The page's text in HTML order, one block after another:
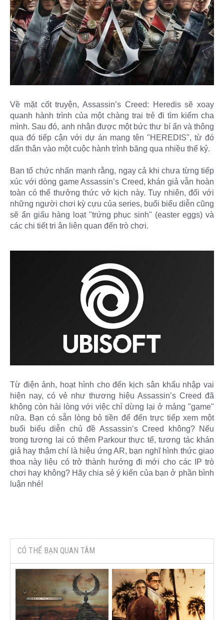
Về mặt cốt truyện, Assassin’s Creed: Heredis sẽ xoay
quanh hành trình của một chàng trai trẻ đi tìm kiếm cha
mình. Sau đó, anh nhận được một bức thư bí ẩn và thông
qua đó tiếp cận với dự án mang tên "HEREDIS", từ đó
dấn thân vào một cuộc hành trình băng qua nhiều thế kỷ.
Ban tổ chức nhấn mạnh rằng, ngay cả khi chưa từng tiếp
xúc với dòng game Assassin’s Creed, khán giả vẫn hoàn
toàn có thể thưởng thức vở kịch này. Tuy nhiên, đối với
những người chơi kỳ cựu của series, buổi biểu diễn cũng
sẽ ẩn giấu hàng loạt "trứng phục sinh" (easter eggs) và
các chi tiết tri ân liên quan đến trò chơi.
Từ điện ảnh, hoạt hình cho đến kịch sân khấu nhập vai
hiện nay, có vẻ như thương hiệu Assassin’s Creed đã
không còn hài lòng với việc chỉ dừng lại ở mảng "game"
nữa. Bạn có sẵn lòng bỏ tiền để đến trực tiếp xem một
buổi biểu diễn chủ đề Assassin’s Creed không? Nếu
trong tương lai có thêm Parkour thực tế, tương tác khán
giả hay thậm chí là hiệu ứng AR, bạn nghĩ hình thức giao
thoa này liệu có trở thành hướng đi mới cho các IP trò
chơi hay không? Hãy chia sẻ ý kiến của bạn ở phần bình
luận nhé!​
CÓ THỂ BẠN QUAN TÂM